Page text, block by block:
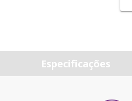
Especificações